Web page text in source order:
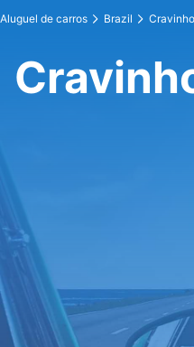
Aluguel de carros Brazil